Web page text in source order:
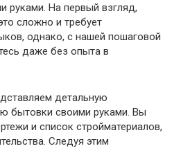
руками. На первый взгляд,
сложно и требует
однако, с нашей пошаговой
даже без опыта в
детальную
бытовки своими руками. Вы
и список стройматериалов,
Следуя этим